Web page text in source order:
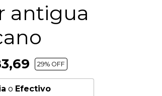
antigua
29% OFF
o Efectivo